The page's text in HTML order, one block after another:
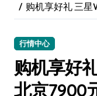
购机享好礼 三
行情中心
购机享好
北京7900